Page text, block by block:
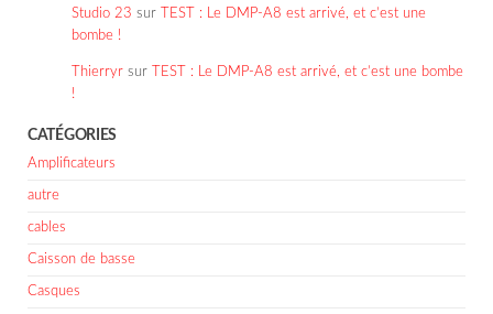
Studio 23 sur
TEST : Le DMP-A8 est arrivé, et c’est une
bombe !
Thierryr sur
TEST : Le DMP-A8 est arrivé, et c’est une bombe
!
CATÉGORIES
Amplificateurs
autre
cables
Caisson de basse
Casques